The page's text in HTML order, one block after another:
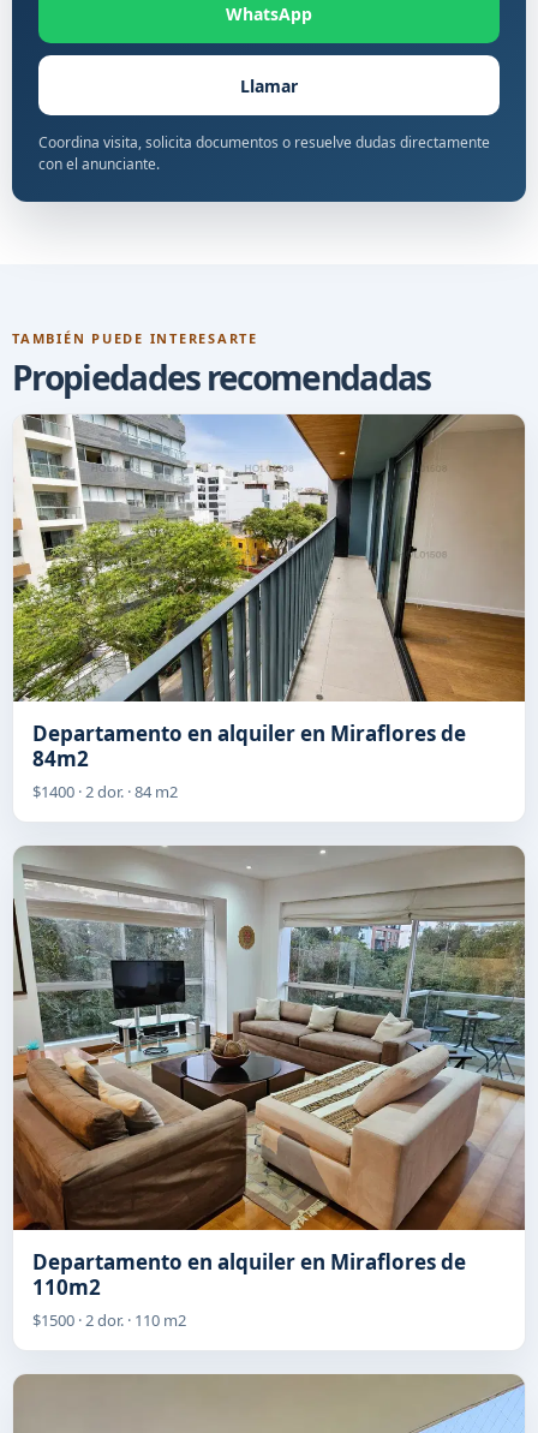
WhatsApp
Llamar
Coordina visita, solicita documentos o resuelve dudas directamente
con el anunciante.
TAMBIÉN PUEDE INTERESARTE
Propiedades recomendadas
Departamento en alquiler en Miraflores de
84m2
$1400 · 2 dor. · 84 m2
Departamento en alquiler en Miraflores de
110m2
$1500 · 2 dor. · 110 m2